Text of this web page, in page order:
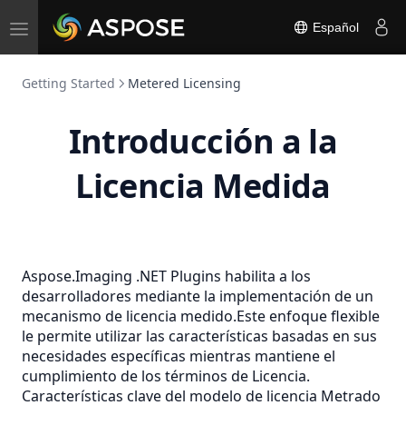
Toggle
navigation
Español
Getting Started Metered Licensing
Introducción a la
Licencia Medida
Aspose.Imaging .NET Plugins habilita a los
desarrolladores mediante la implementación de un
mecanismo de licencia medido.Este enfoque flexible
le permite utilizar las características basadas en sus
necesidades específicas mientras mantiene el
cumplimiento de los términos de Licencia.
Características clave del modelo de licencia Metrado